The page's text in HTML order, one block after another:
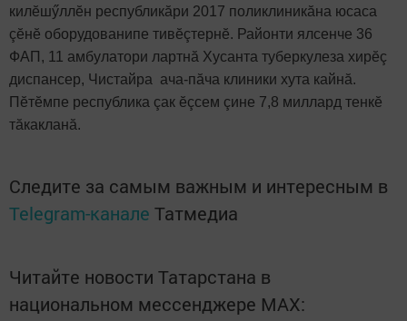
килӗшӳллӗн республикăри 2017 поликлиникăна юсаса
çӗнӗ оборудованипе тивӗçтернӗ. Районти ялсенче 36
ФАП, 11 амбулатори лартнă Хусанта туберкулеза хирӗç
диспансер, Чистайра ача-пăча клиники хута кайнă.
Пӗтӗмпе республика çак ӗçсем çине 7,8 миллард тенкӗ
тăкакланă.
Следите за самым важным и интересным в
Telegram-канале Татмедиа
Читайте новости Татарстана в
национальном мессенджере MАХ: